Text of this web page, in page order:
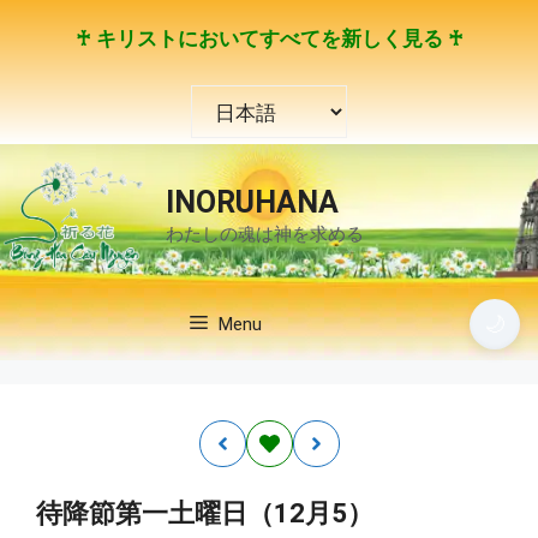
ス
キ
ッ
プ
♰ キリストにおいてすべてを新しく見る ♰
選
択
INORUHANA
わたしの魂は神を求める
Menu
待降節第一土曜日（12月5）